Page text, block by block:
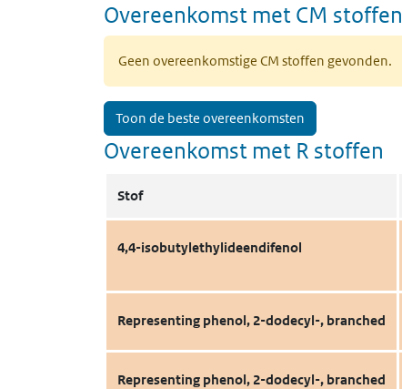
Overeenkomst met CM stoffen
Geen overeenkomstige CM stoffen gevonden.
Toon de beste overeenkomsten
Overeenkomst met R stoffen
Stof
4,4-isobutylethylideendifenol
Representing phenol, 2-dodecyl-, branched
Representing phenol, 2-dodecyl-, branched